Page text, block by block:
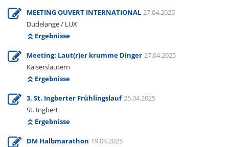
MEETING OUVERT INTERNATIONAL 27.04.2025
Dudelange / LUX
Ergebnisse
Meeting: Laut(r)er krumme Dinger 27.04.2025
Kaiserslautern
Ergebnisse
3. St. Ingberter Frühlingslauf 25.04.2025
St. Ingbert
Ergebnisse
DM Halbmarathon 19.04.2025